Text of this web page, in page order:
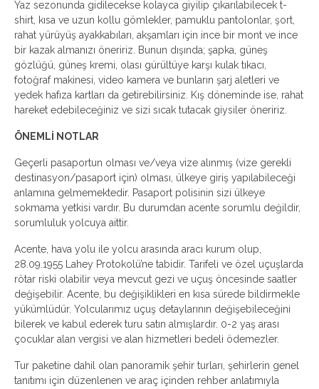
Yaz sezonunda gidilecekse kolayca giyilip çıkarılabilecek t-
shirt, kısa ve uzun kollu gömlekler, pamuklu pantolonlar, şort,
rahat yürüyüş ayakkabıları, akşamları için ince bir mont ve ince
bir kazak almanızı öneririz. Bunun dışında; şapka, güneş
gözlüğü, güneş kremi, olası gürültüye karşı kulak tıkacı,
fotoğraf makinesi, video kamera ve bunların şarj aletleri ve
yedek hafıza kartları da getirebilirsiniz. Kış döneminde ise, rahat
hareket edebileceğiniz ve sizi sıcak tutacak giysiler öneririz.
ÖNEMLİ NOTLAR
Geçerli pasaportun olması ve/veya vize alınmış (vize gerekli
destinasyon/pasaport için) olması, ülkeye giriş yapılabileceği
anlamına gelmemektedir. Pasaport polisinin sizi ülkeye
sokmama yetkisi vardır. Bu durumdan acente sorumlu değildir,
sorumluluk yolcuya aittir.
Acente, hava yolu ile yolcu arasında aracı kurum olup,
28.09.1955 Lahey Protokolü’ne tabidir. Tarifeli ve özel uçuşlarda
rötar riski olabilir veya mevcut gezi ve uçuş öncesinde saatler
değişebilir. Acente, bu değişiklikleri en kısa sürede bildirmekle
yükümlüdür. Yolcularımız uçuş detaylarının değişebileceğini
bilerek ve kabul ederek turu satın almışlardır. 0-2 yaş arası
çocuklar alan vergisi ve alan hizmetleri bedeli ödemezler.
Tur paketine dahil olan panoramik şehir turları, şehirlerin genel
tanıtımı için düzenlenen ve araç içinden rehber anlatımıyla